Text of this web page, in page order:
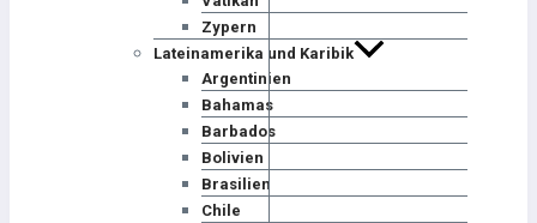
Zypern
Lateinamerika und Karibik
Argentinien
Bahamas
Barbados
Bolivien
Brasilien
Chile